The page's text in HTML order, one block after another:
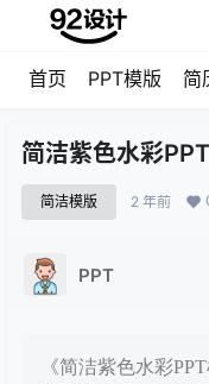
首页 PPT模版 简
简洁紫色水彩
简洁模版 2 年前
PPT
《简洁紫色水彩